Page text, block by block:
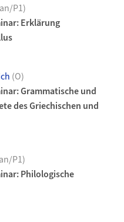
P1)
Erklärung
(O)
Grammatische und
des Griechischen und
P1)
Philologische